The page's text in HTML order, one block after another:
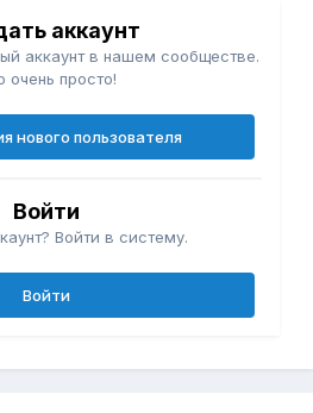
аккаунт
аккаунт в нашем сообществе.
очень просто!
нового пользователя
Войти
Войти в систему.
Войти